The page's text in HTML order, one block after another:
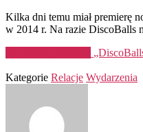
Kilka dni temu miał premierę
w 2014 r. Na razie DiscoBalls
Kategorie Relacje Wydarzenia